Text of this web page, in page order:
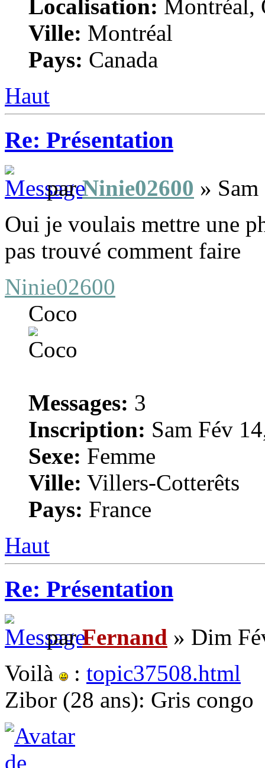
Localisation: Montréal,
Ville: Montréal
Pays: Canada
Haut
Re: Présentation
parNinie02600 »
Oui je voulais mettre une
pas trouvé comment faire
Ninie02600
Coco
Messages: 3
Inscription: Sam Fév
Sexe: Femme
Ville: Villers-Cotterêts
Pays: France
Haut
Re: Présentation
parFernand » Dim
Voilà
: topic37508.html
Zibor (28 ans): Gris congo